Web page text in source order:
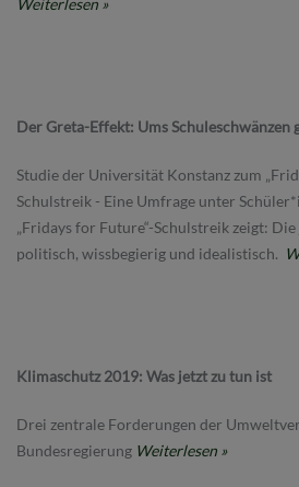
Weiterlesen »
Der Greta-Effekt: Ums Schuleschwänzen
Studie der Universität Konstanz zum
Schulstreik - Eine Umfrage unter
„Fridays for Future“-Schulstreik zeigt:
politisch, wissbegierig und idealistisch.
Klimaschutz 2019: Was jetzt zu tun ist
Drei zentrale Forderungen der
Bundesregierung Weiterlesen »